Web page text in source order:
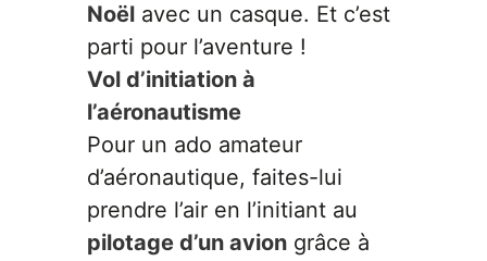
Noël avec un casque. Et c’est
parti pour l’aventure !
Vol d’initiation à
l’aéronautisme
Pour un ado amateur
d’aéronautique, faites-lui
prendre l’air en l’initiant au
pilotage d’un avion grâce à